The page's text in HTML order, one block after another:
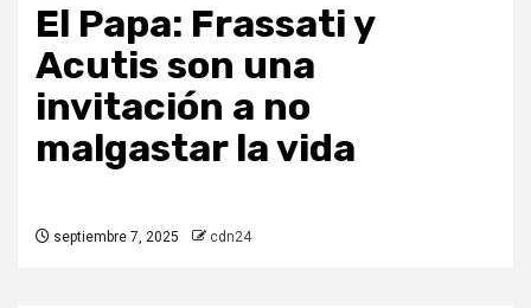
El Papa: Frassati y
Acutis son una
invitación a no
malgastar la vida
septiembre 7, 2025 cdn24